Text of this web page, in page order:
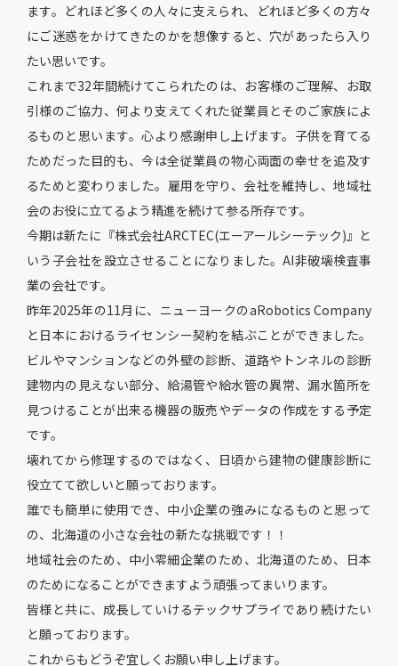
ます。どれほど多くの人々に支えられ、どれほど多くの方々
にご迷惑をかけてきたのかを想像すると、穴があったら入り
たい思いです。
これまで32年間続けてこられたのは、お客様のご理解、お取
引様のご協力、何より支えてくれた従業員とそのご家族によ
るものと思います。心より感謝申し上げます。子供を育てる
ためだった目的も、今は全従業員の物心両面の幸せを追及す
るためと変わりました。雇用を守り、会社を維持し、地域社
会のお役に立てるよう精進を続けて参る所存です。
今期は新たに『株式会社ARCTEC(エーアールシーテック)』と
いう子会社を設立させることになりました。AI非破壊検査事
業の会社です。
昨年2025年の11月に、ニューヨークのaRobotics Company
と日本におけるライセンシー契約を結ぶことができました。
ビルやマンションなどの外壁の診断、道路やトンネルの診断
建物内の見えない部分、給湯管や給水管の異常、漏水箇所を
見つけることが出来る機器の販売やデータの作成をする予定
です。
壊れてから修理するのではなく、日頃から建物の健康診断に
役立てて欲しいと願っております。
誰でも簡単に使用でき、中小企業の強みになるものと思って
の、北海道の小さな会社の新たな挑戦です！！
地域社会のため、中小零細企業のため、北海道のため、日本
のためになることができますよう頑張ってまいります。
皆様と共に、成長していけるテックサプライであり続けたい
と願っております。
これからもどうぞ宜しくお願い申し上げます。